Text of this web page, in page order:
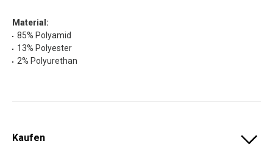
Material:
85% Polyamid
13% Polyester
2% Polyurethan
Kaufen